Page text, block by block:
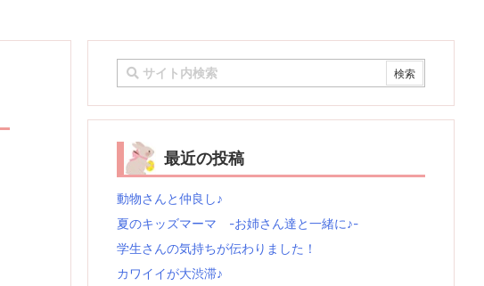
最近の投稿
動物さんと仲良し♪
夏のキッズマーマ -お姉さん達と一緒に♪-
学生さんの気持ちが伝わりました！
カワイイが大渋滞♪